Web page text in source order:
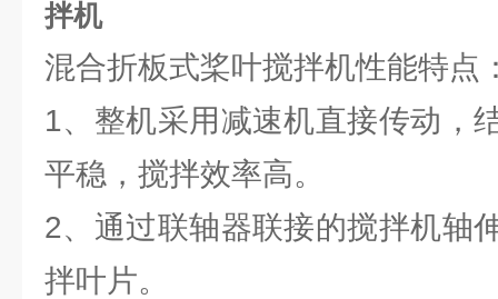
拌机
混合折板式桨叶搅拌机性能特点
1、整机采用减速机直接传动，
平稳，搅拌效率高。
2、通过联轴器联接的搅拌机轴
拌叶片。